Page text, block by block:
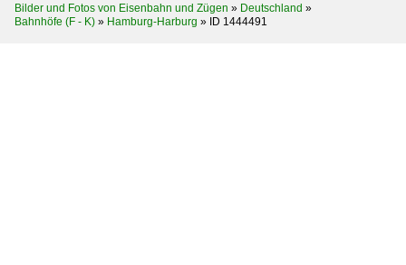
Bilder und Fotos von Eisenbahn und Zügen » Deutschland »
Bahnhöfe (F - K) » Hamburg-Harburg » ID 1444491